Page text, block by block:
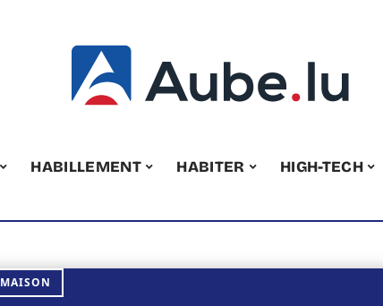
HABILLEMENT HABITER HIGH-TECH
MAISON